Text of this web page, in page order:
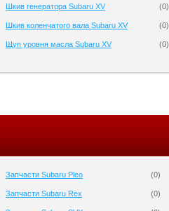
Шкив генератора Subaru XV (0)
Шкив коленчатого вала Subaru XV (0)
Щуп уровня масла Subaru XV (0)
Запчасти Subaru Pleo (0)
Запчасти Subaru Rex (0)